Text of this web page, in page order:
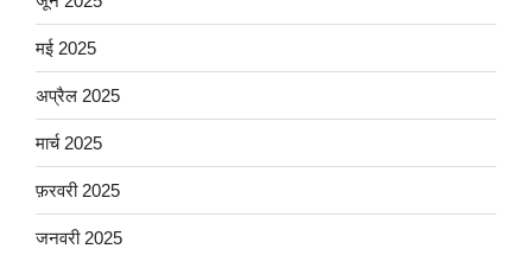
मई 2025
अप्रैल 2025
मार्च 2025
फ़रवरी 2025
जनवरी 2025